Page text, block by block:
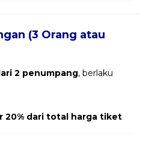
(3 Orang atau
2 penumpang, berlaku
20% dari total harga tiket